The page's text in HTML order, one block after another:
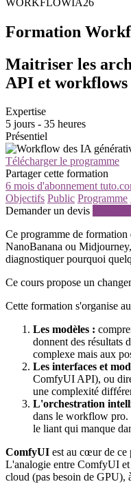
Formation
Maitriser les
API et workflows
Expertise
5 jours - 35 heures
Présentiel
Télécharger le programme
Partager cette formation
6 mois d'abonnement
Objectifs Public Programme
Demander un devis
Ce programme de formation
NanoBanana ou
diagnostiquer pourquoi
Ce cours propose un
Cette formation s'organise
Les modèles :
donnent des résultats
complexe mais aux
Les interfaces et
ComfyUI API), ou
une complexité
L'orchestration
dans le workflow pro.
le liant qui manque
ComfyUI est au cœur de ce
L'analogie entre ComfyUI et
cloud (pas besoin de GPU),